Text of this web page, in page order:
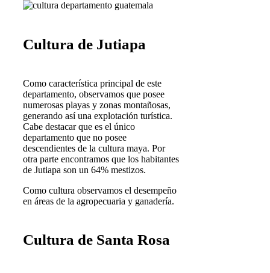
Cultura de Jutiapa
Como característica principal de este
departamento, observamos que posee
numerosas playas y zonas montañosas,
generando así una explotación turística.
Cabe destacar que es el único
departamento que no posee
descendientes de la cultura maya. Por
otra parte encontramos que los habitantes
de Jutiapa son un 64% mestizos.
Como cultura observamos el desempeño
en áreas de la agropecuaria y ganadería.
Cultura de Santa Rosa